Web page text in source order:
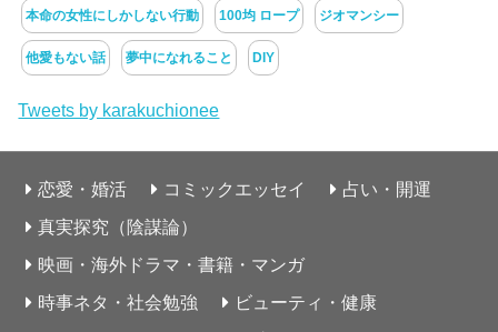
本命の女性にしかしない行動 100均 ロープ ジオマンシー
他愛もない話 夢中になれること DIY
Tweets by karakuchionee
恋愛・婚活 コミックエッセイ
占い・開運
真実探究（陰謀論）
映画・海外ドラマ・書籍・マンガ
時事ネタ・社会勉強
ビューティ・健康